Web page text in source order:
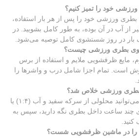
ورزشی خود را تمیز کنیم؟
ورزشی خود را پس از هر بار استفاده،
از آب در آن بوده، به طور کامل بشویید. در
بار در روز شستشوی کامل توصیه می‌شود.
بطری ورزشی چیست؟
مایع ظرفشویی ملایم و استفاده از برس
است. تمام اجزا شامل درب و واشرها را
بطری ورزشی خلاص شد؟
برای از بین بردن بوی بد، می‌توانید محلولی از سرکه سفید و آب (۱:۴) یا
چند ساعت داخل بطری نگه دارید، سپس به
کنید.
را در ماشین ظرفشویی شست؟